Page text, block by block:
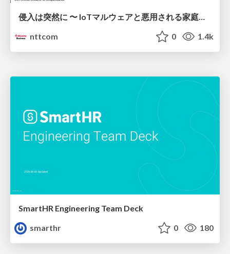
侵入は突然に 〜 IoTマルウェアと悪用される家庭の機器 ～ / When Intrusion Strikes: IoT Malware and the Abuse of Home Devices
nttcom
0 1.4k
SmartHR Engineering Team Deck
smarthr
0 180